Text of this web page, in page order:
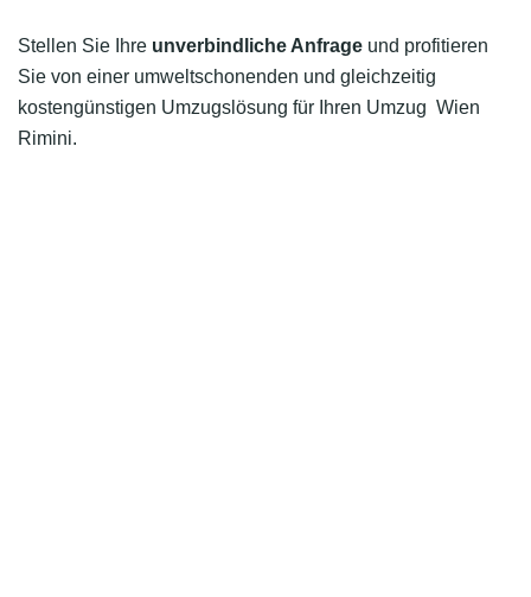
Stellen Sie Ihre unverbindliche Anfrage und profitieren
Sie von einer umweltschonenden und gleichzeitig
kostengünstigen Umzugslösung für Ihren Umzug Wien
Rimini.